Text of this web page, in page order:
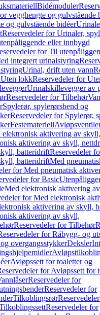
Bidémoduler
vegghengte og gulvstående
og gulvstående bidéer
Reservedeler for Urinaler,
eller innbygd
for Til
integrert urinalstyring
Urinal, drift uten vann
Uten lokkReservedeler for
Urinalskillevegger av
Reservedeler for Tilbehør
Spylerør, spylerørsbend og
Reservedeler for Spylerør,
Festemateriell
elektronisk aktivering av
aktivering av skyll,
batteridriftReservedeler
batteridriftMed
for Med pneumatisk
for Basic
Med elektronisk aktivering
for Med elektronisk
aktivering av skyll,
aktivering av skyll,
Reservedeler for Tilbehør
for Råbygg- og
overgangsstykkerDeksler
Avløpssett for toaletter og
for Avløpssett for
Reservedeler for
Reservedeler for
Tilkoblingsrør
Reservedeler for